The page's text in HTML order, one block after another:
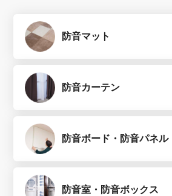
防音マット
防音カーテン
防音ボード・防音パネル
防音室・防音ボックス